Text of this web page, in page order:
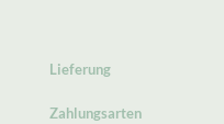
Lieferung
Zahlungsarten